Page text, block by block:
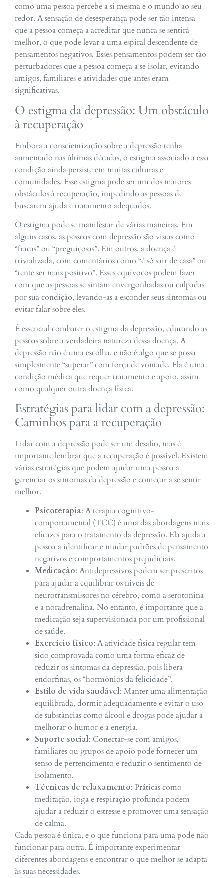
como uma pessoa percebe a si mesma e o mundo ao seu
redor. A sensação de desesperança pode ser tão intensa
que a pessoa começa a acreditar que nunca se sentirá
melhor, o que pode levar a uma espiral descendente de
pensamentos negativos. Esses pensamentos podem ser tão
perturbadores que a pessoa começa a se isolar, evitando
amigos, familiares e atividades que antes eram
significativas.
O estigma da depressão: Um obstáculo
à recuperação
Embora a conscientização sobre a depressão tenha
aumentado nas últimas décadas, o estigma associado a essa
condição ainda persiste em muitas culturas e
comunidades. Esse estigma pode ser um dos maiores
obstáculos à recuperação, impedindo as pessoas de
buscarem ajuda e tratamento adequados.
O estigma pode se manifestar de várias maneiras. Em
alguns casos, as pessoas com depressão são vistas como
“fracas” ou “preguiçosas”. Em outros, a doença é
trivializada, com comentários como “é só sair de casa” ou
“tente ser mais positivo”. Esses equívocos podem fazer
com que as pessoas se sintam envergonhadas ou culpadas
por sua condição, levando-as a esconder seus sintomas ou
evitar falar sobre eles.
É essencial combater o estigma da depressão, educando as
pessoas sobre a verdadeira natureza dessa doença. A
depressão não é uma escolha, e não é algo que se possa
simplesmente “superar” com força de vontade. Ela é uma
condição médica que requer tratamento e apoio, assim
como qualquer outra doença física.
Estratégias para lidar com a depressão:
Caminhos para a recuperação
Lidar com a depressão pode ser um desafio, mas é
importante lembrar que a recuperação é possível. Existem
várias estratégias que podem ajudar uma pessoa a
gerenciar os sintomas da depressão e começar a se sentir
melhor.
Psicoterapia: A terapia cognitivo-
comportamental (TCC) é uma das abordagens mais
eficazes para o tratamento da depressão. Ela ajuda a
pessoa a identificar e mudar padrões de pensamento
negativos e comportamentos prejudiciais.
Medicação: Antidepressivos podem ser prescritos
para ajudar a equilibrar os níveis de
neurotransmissores no cérebro, como a serotonina
e a noradrenalina. No entanto, é importante que a
medicação seja supervisionada por um profissional
de saúde.
Exercício físico: A atividade física regular tem
sido comprovada como uma forma eficaz de
reduzir os sintomas da depressão, pois libera
endorfinas, os “hormônios da felicidade”.
Estilo de vida saudável: Manter uma alimentação
equilibrada, dormir adequadamente e evitar o uso
de substâncias como álcool e drogas pode ajudar a
melhorar o humor e a energia.
Suporte social: Conectar-se com amigos,
familiares ou grupos de apoio pode fornecer um
senso de pertencimento e reduzir o sentimento de
isolamento.
Técnicas de relaxamento: Práticas como
meditação, ioga e respiração profunda podem
ajudar a reduzir o estresse e promover uma sensação
de calma.
Cada pessoa é única, e o que funciona para uma pode não
funcionar para outra. É importante experimentar
diferentes abordagens e encontrar o que melhor se adapta
às suas necessidades.